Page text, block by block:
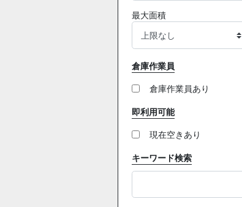
最大面積
倉庫作業員
倉庫作業員あり
即利用可能
現在空きあり
キーワード検索